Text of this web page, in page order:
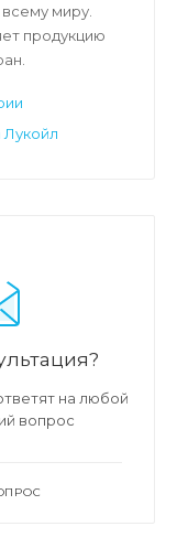
миру.
продукцию
на любой
вопрос